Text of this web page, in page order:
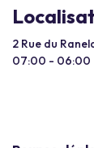
2 Rue du
07:00 - 06:00